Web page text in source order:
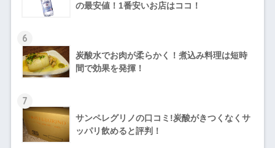
の最安値！1番安いお店はココ！
6
炭酸水でお肉が柔らかく！煮込み料理は短時
間で効果を発揮！
7
サンペレグリノの口コミ!炭酸がきつくなくサ
ッパリ飲めると評判！